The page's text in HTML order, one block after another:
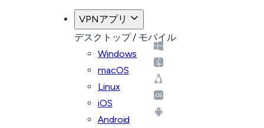
VPNアプリ
デスクトップ / モバイル
Windows
macOS
Linux
iOS
Android